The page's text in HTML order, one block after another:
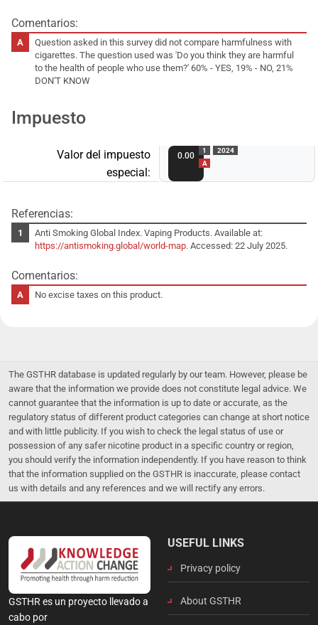
Comentarios:
Question asked in this survey did not compare harmfulness with
cigarettes. The question used was 'Do you think they are harmful
to the health of people who use them?' 60% - YES, 19% - NO, 21%
DON'T KNOW
Impuesto
Valor del impuesto
especial:
0.00
1
A
2024
Referencias:
Anti Smoking Global Index. Vaping Products. Available at:
https://antismoking.global/world-map. Accessed: 22 July 2025.
Comentarios:
No excise taxes on this product.
The GSTHR database is updated regularly by our team. However, please be
aware that the information we provide does not constitute legal advice. We
cannot guarantee that the information is up to date or accurate, as the
regulatory status of different product categories can change at short notice
and with little publicity. If you wish to check the legal status of use or
possession of any safer nicotine product in a specific country or region,
you should verify the information independently. If you have reason to think
that the information supplied on the GSTHR is inaccurate, please contact
us with details and any references and we will rectify any errors.
GSTHR es un proyecto llevado a
cabo por
USEFUL LINKS
Privacy policy
About GSTHR